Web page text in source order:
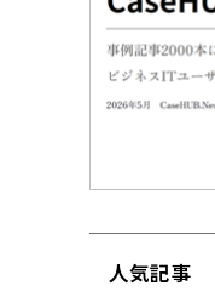
人気記事